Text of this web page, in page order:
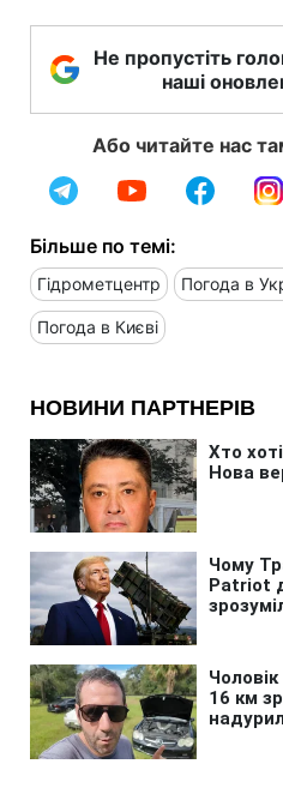
Не пропустіть
наші
Або читайте нас
Більше по темі:
Гідрометцентр Погода в
Погода в Києві